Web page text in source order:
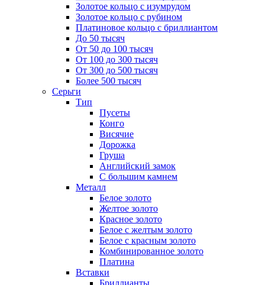
Золотое кольцо с изумрудом
Золотое кольцо с рубином
Платиновое кольцо с бриллиантом
До 50 тысяч
От 50 до 100 тысяч
От 100 до 300 тысяч
От 300 до 500 тысяч
Более 500 тысяч
Серьги
Тип
Пусеты
Конго
Висячие
Дорожка
Груша
Английский замок
С большим камнем
Металл
Белое золото
Желтое золото
Красное золото
Белое с желтым золото
Белое с красным золото
Комбинированное золото
Платина
Вставки
Бриллианты